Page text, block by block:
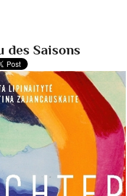
des Saisons